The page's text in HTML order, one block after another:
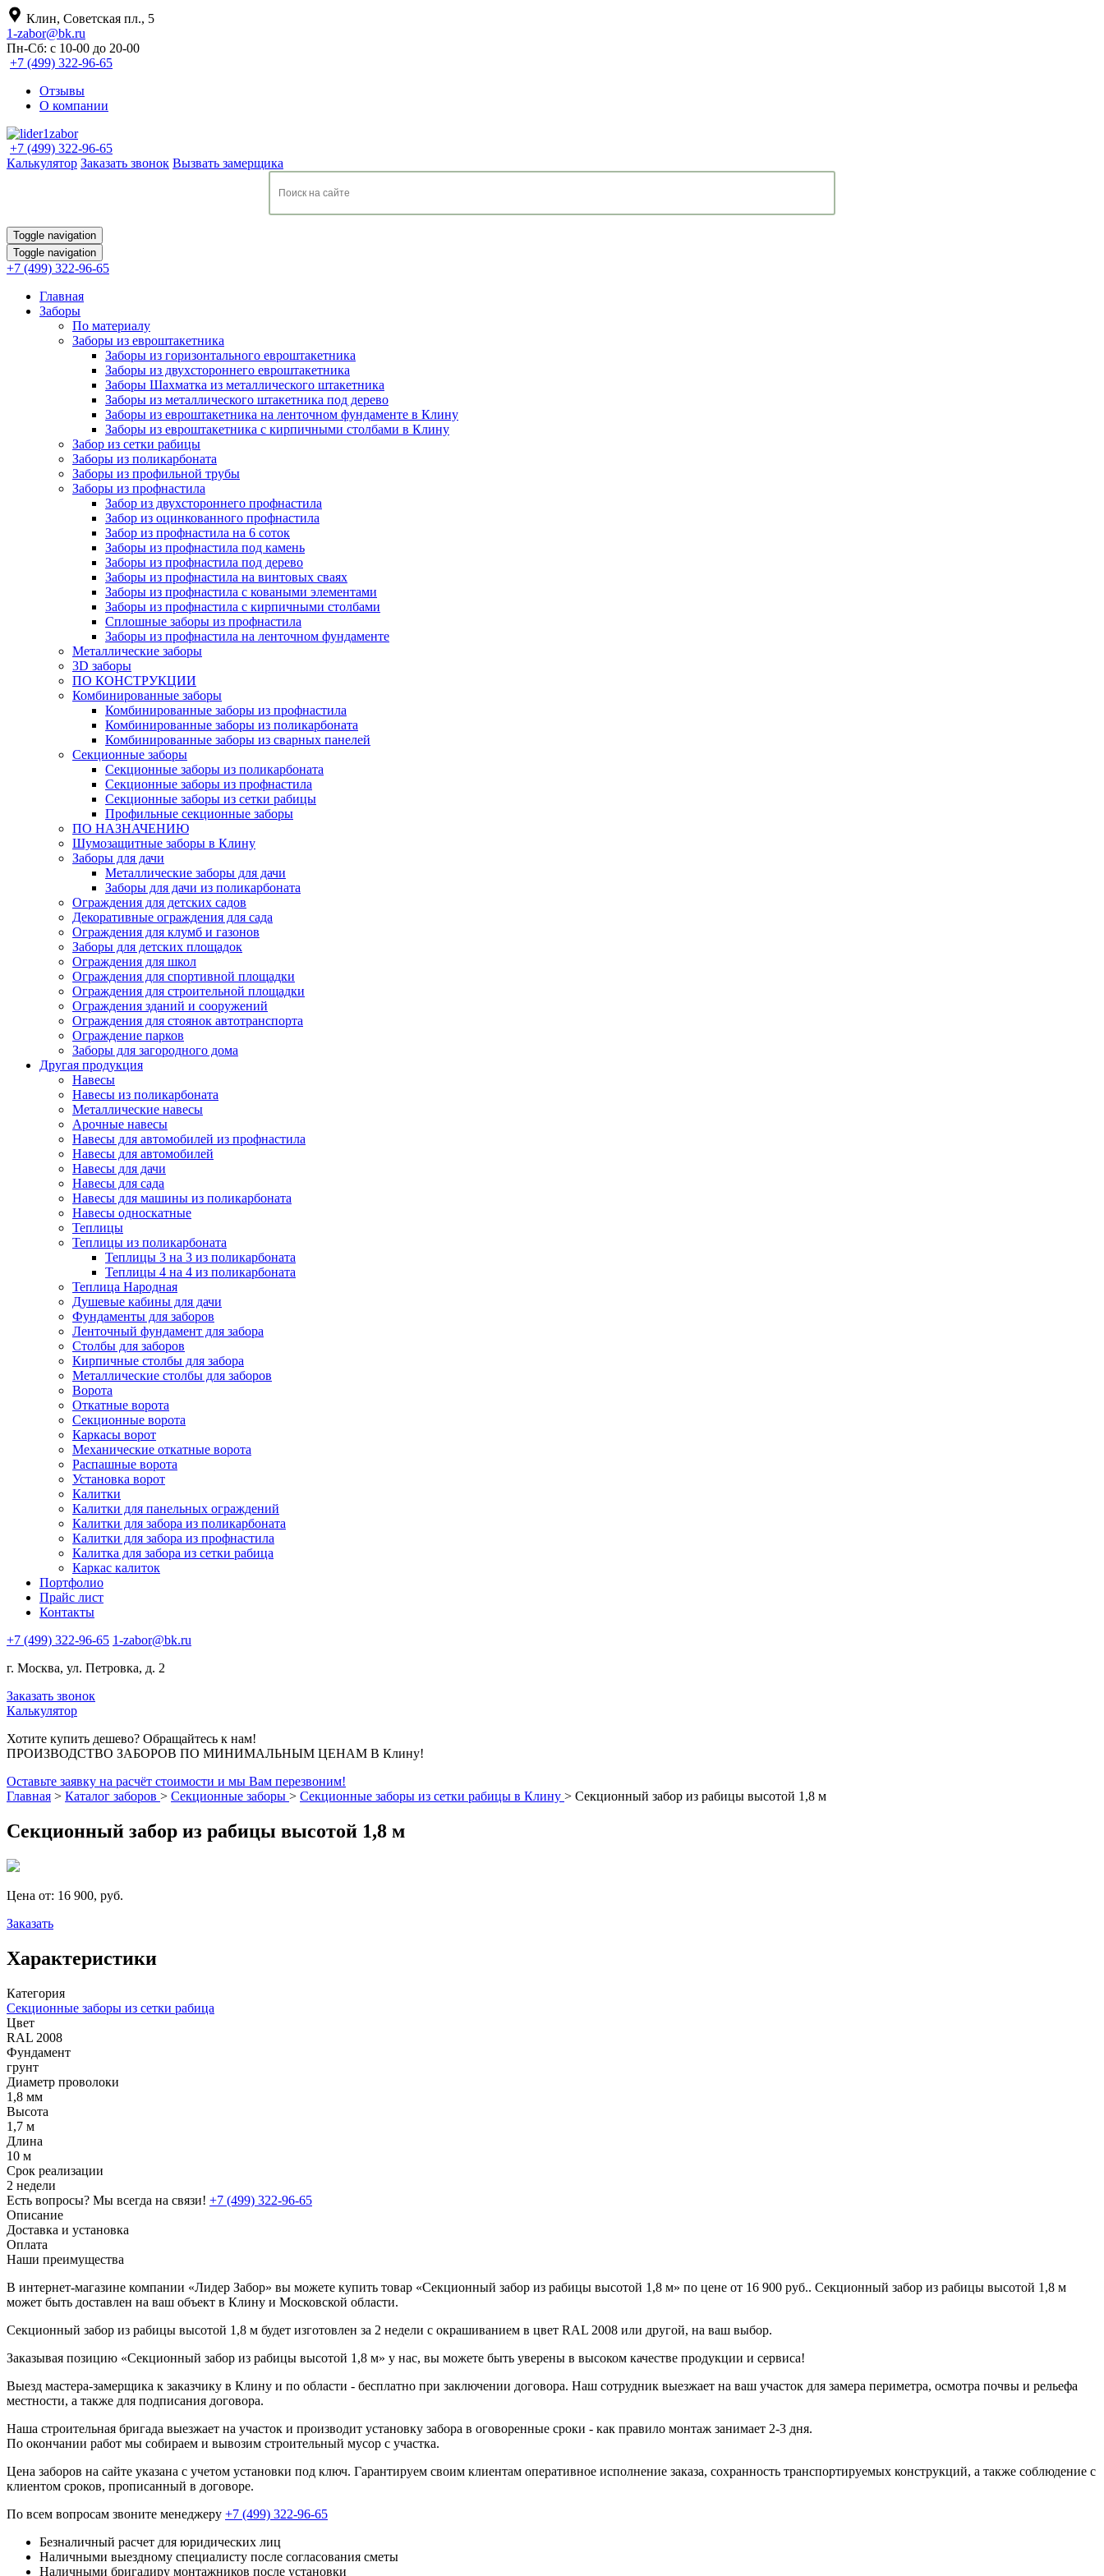
Клин, Советская пл., 5
1-zabor@bk.ru
Пн-Сб: с 10-00 до 20-00
+7 (499) 322-96-65
Отзывы
О компании
+7 (499) 322-96-65
Калькулятор Заказать звонок Вызвать замерщика
Toggle navigation
Toggle navigation
+7 (499) 322-96-65
Главная
Заборы
По материалу
Заборы из евроштакетника
Заборы из горизонтального евроштакетника
Заборы из двухстороннего евроштакетника
Заборы Шахматка из металлического штакетника
Заборы из металлического штакетника под дерево
Заборы из евроштакетника на ленточном фундаменте в Клину
Заборы из евроштакетника с кирпичными столбами в Клину
Забор из сетки рабицы
Заборы из поликарбоната
Заборы из профильной трубы
Заборы из профнастила
Забор из двухстороннего профнастила
Забор из оцинкованного профнастила
Забор из профнастила на 6 соток
Заборы из профнастила под камень
Заборы из профнастила под дерево
Заборы из профнастила на винтовых сваях
Заборы из профнастила с коваными элементами
Заборы из профнастила с кирпичными столбами
Сплошные заборы из профнастила
Заборы из профнастила на ленточном фундаменте
Металлические заборы
3D заборы
ПО КОНСТРУКЦИИ
Комбинированные заборы
Комбинированные заборы из профнастила
Комбинированные заборы из поликарбоната
Комбинированные заборы из сварных панелей
Секционные заборы
Секционные заборы из поликарбоната
Секционные заборы из профнастила
Секционные заборы из сетки рабицы
Профильные секционные заборы
ПО НАЗНАЧЕНИЮ
Шумозащитные заборы в Клину
Заборы для дачи
Металлические заборы для дачи
Заборы для дачи из поликарбоната
Ограждения для детских садов
Декоративные ограждения для сада
Ограждения для клумб и газонов
Заборы для детских площадок
Ограждения для школ
Ограждения для спортивной площадки
Ограждения для строительной площадки
Ограждения зданий и сооружений
Ограждения для стоянок автотранспорта
Ограждение парков
Заборы для загородного дома
Другая продукция
Навесы
Навесы из поликарбоната
Металлические навесы
Арочные навесы
Навесы для автомобилей из профнастила
Навесы для автомобилей
Навесы для дачи
Навесы для сада
Навесы для машины из поликарбоната
Навесы односкатные
Теплицы
Теплицы из поликарбоната
Теплицы 3 на 3 из поликарбоната
Теплицы 4 на 4 из поликарбоната
Теплица Народная
Душевые кабины для дачи
Фундаменты для заборов
Ленточный фундамент для забора
Столбы для заборов
Кирпичные столбы для забора
Металлические столбы для заборов
Ворота
Откатные ворота
Секционные ворота
Каркасы ворот
Механические откатные ворота
Распашные ворота
Установка ворот
Калитки
Калитки для панельных ограждений
Калитки для забора из поликарбоната
Калитки для забора из профнастила
Калитка для забора из сетки рабица
Каркас калиток
Портфолио
Прайс лист
Контакты
+7 (499) 322-96-65 1-zabor@bk.ru
г. Москва, ул. Петровка, д. 2
Заказать звонок
Калькулятор
Хотите купить дешево? Обращайтесь к нам!
ПРОИЗВОДСТВО ЗАБОРОВ ПО МИНИМАЛЬНЫМ ЦЕНАМ В Клину!
Оставьте заявку на расчёт стоимости и мы Вам перезвоним!
Главная > Каталог заборов > Секционные заборы > Секционные заборы из сетки рабицы в Клину > Секционный забор из рабицы высотой 1,8 м
Секционный забор из рабицы высотой 1,8 м
Цена от: 16 900, руб.
Заказать
Характеристики
Категория
Секционные заборы из сетки рабица
Цвет
RAL 2008
Фундамент
грунт
Диаметр проволоки
1,8 мм
Высота
1,7 м
Длина
10 м
Срок реализации
2 недели
Есть вопросы? Мы всегда на связи! +7 (499) 322-96-65
Описание
Доставка и установка
Оплата
Наши преимущества
В интернет-магазине компании «Лидер Забор» вы можете купить товар «Секционный забор из рабицы высотой 1,8 м» по цене от 16 900 руб.. Секционный забор из рабицы высотой 1,8 м
может быть доставлен на ваш объект в Клину и Московской области.
Секционный забор из рабицы высотой 1,8 м будет изготовлен за 2 недели с окрашиванием в цвет RAL 2008 или другой, на ваш выбор.
Заказывая позицию «Секционный забор из рабицы высотой 1,8 м» у нас, вы можете быть уверены в высоком качестве продукции и сервиса!
Выезд мастера-замерщика к заказчику в Клину и по области - бесплатно при заключении договора. Наш сотрудник выезжает на ваш участок для замера периметра, осмотра почвы и рельефа
местности, а также для подписания договора.
Наша строительная бригада выезжает на участок и производит установку забора в оговоренные сроки - как правило монтаж занимает 2-3 дня.
По окончании работ мы собираем и вывозим строительный мусор с участка.
Цена заборов на сайте указана с учетом установки под ключ. Гарантируем своим клиентам оперативное исполнение заказа, сохранность транспортируемых конструкций, а также соблюдение с
клиентом сроков, прописанный в договоре.
По всем вопросам звоните менеджеру +7 (499) 322-96-65
Безналичный расчет для юридических лиц
Наличными выездному специалисту после согласования сметы
Наличными бригадиру монтажников после установки